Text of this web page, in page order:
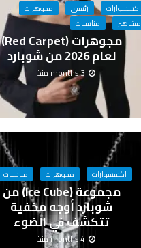
اكسسوارات رئيسى
مجوهرات
مشاهير
مناسبات
مجوهرات (Red Carpet)
لعام 2026 من شوبارد
3 months منذ
اكسسوارات مجوهرات مناسبات
مجموعة (Ice Cube) من
شوبارد أوجه مخفية
تتكشف في الضوء
4 months منذ